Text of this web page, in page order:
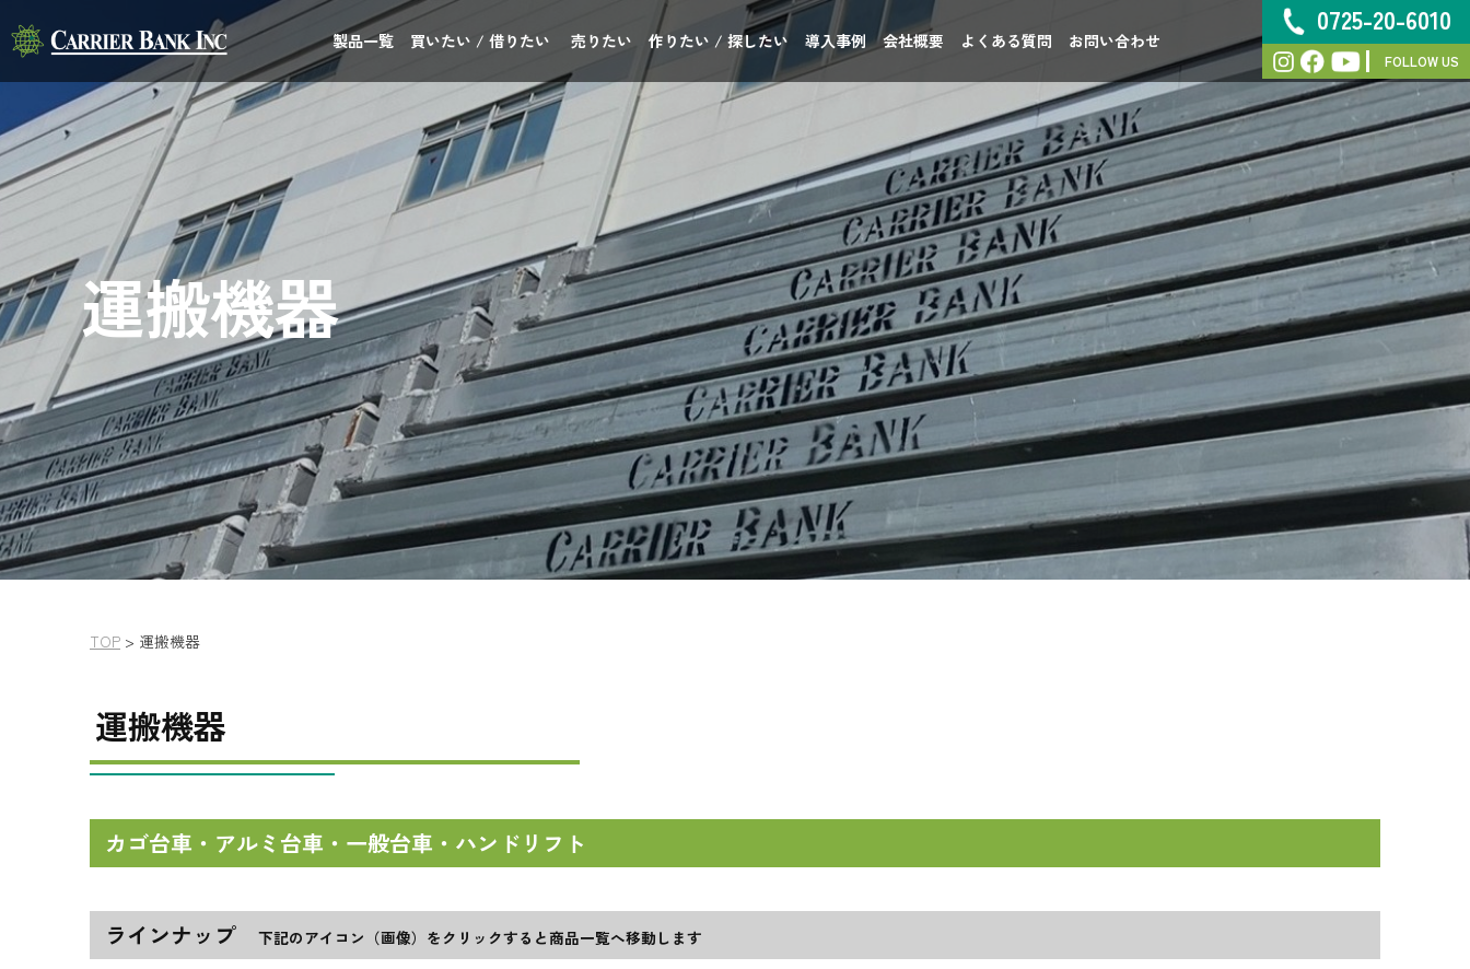
製品一覧 買いたい / 借りたい 売りたい 作りたい / 探したい 導入事例 会社概要 よくある質問 お問い合わせ
0725-20-6010
FOLLOW US
運搬機器
TOP > 運搬機器
運搬機器
カゴ台車・アルミ台車・一般台車・ハンドリフト
ラインナップ 下記のアイコン（画像）をクリックすると商品一覧へ移動します